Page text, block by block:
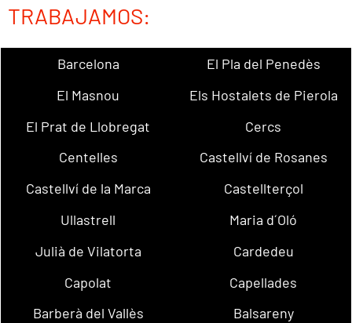
TRABAJAMOS:
Barcelona
El Pla del Penedès
El Masnou
Els Hostalets de Pierola
El Prat de Llobregat
Cercs
Centelles
Castellví de Rosanes
Castellví de la Marca
Castellterçol
Ullastrell
Maria d´Oló
Julià de Vilatorta
Cardedeu
Capolat
Capellades
Barberà del Vallès
Balsareny